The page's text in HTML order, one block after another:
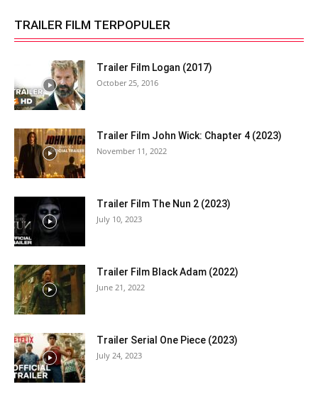
TRAILER FILM TERPOPULER
Trailer Film Logan (2017)
October 25, 2016
Trailer Film John Wick: Chapter 4 (2023)
November 11, 2022
Trailer Film The Nun 2 (2023)
July 10, 2023
Trailer Film Black Adam (2022)
June 21, 2022
Trailer Serial One Piece (2023)
July 24, 2023